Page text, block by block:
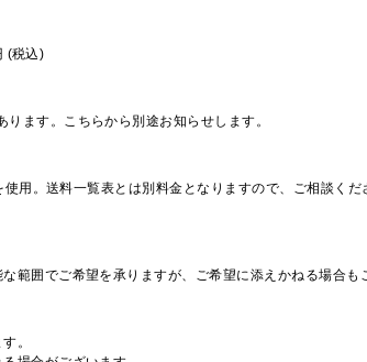
税込)
ます。こちらから別途お知らせします。
用。送料一覧表とは別料金となりますので、ご相談くだ
範囲でご希望を承りますが、ご希望に添えかねる場合も
。